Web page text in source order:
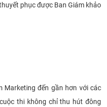
phục được Ban Giám khảo
Marketing đến gần hơn với các
thi không chỉ thu hút đông